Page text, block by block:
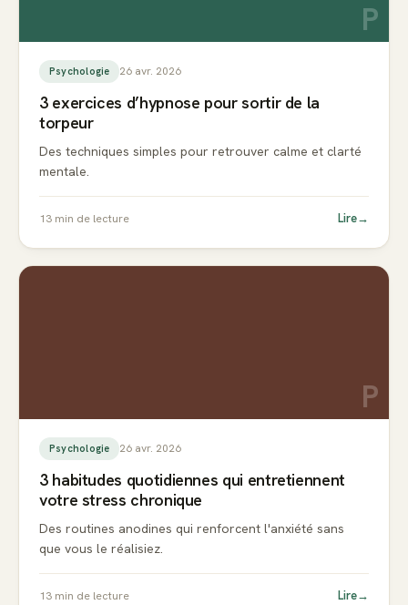
P
Psychologie 26 avr. 2026
3 exercices d’hypnose pour sortir de la
torpeur
Des techniques simples pour retrouver calme et clarté
mentale.
13 min de lecture Lire→
P
Psychologie 26 avr. 2026
3 habitudes quotidiennes qui entretiennent
votre stress chronique
Des routines anodines qui renforcent l'anxiété sans
que vous le réalisiez.
13 min de lecture Lire→